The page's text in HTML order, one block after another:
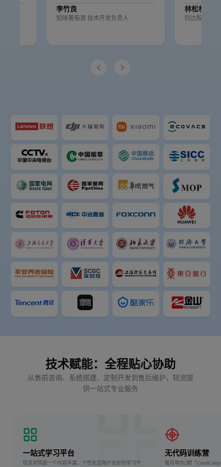
李竹良
知味葡萄酒 技术开发负责人
林松杉
钧达股份信
 
技术赋能：全程贴心协助
从售前咨询、系统搭建、定制开发到售后维护，轻流提
供一站式专业服务
一站式学习平台
轻流学院是一个内容丰富、个性化且用户友好的学习平
无代码训练营
每月举办2期「